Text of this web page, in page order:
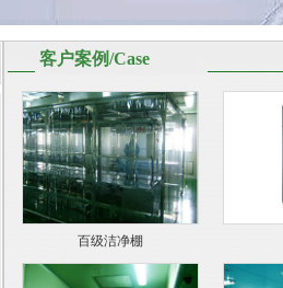
客户案例/Case
百级洁净棚